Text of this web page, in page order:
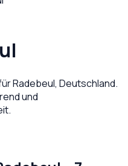
Radebeul, Deutschland.
und